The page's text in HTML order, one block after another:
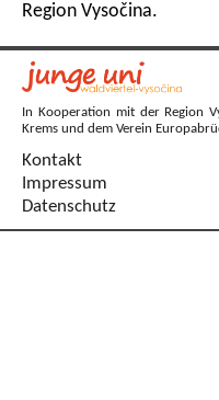
Region Vysočina.
In Kooperation mit der Region
Krems und dem Verein
Kontakt
Impressum
Datenschutz